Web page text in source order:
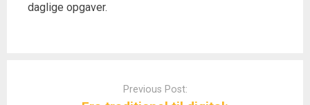
daglige opgaver.
Previous Post: